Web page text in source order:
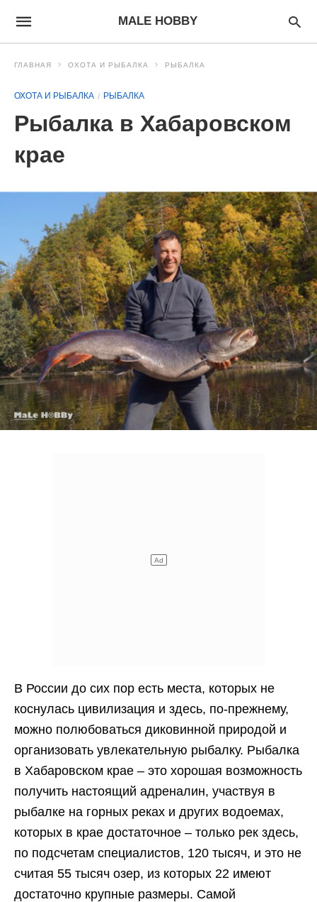
MALE HOBBY
ГЛАВНАЯ ОХОТА И РЫБАЛКА РЫБАЛКА
ОХОТА И РЫБАЛКА РЫБАЛКА
Рыбалка в Хабаровском
крае
В России до сих пор есть места, которых не
коснулась цивилизация и здесь, по-прежнему,
можно полюбоваться диковинной природой и
организовать увлекательную рыбалку. Рыбалка
в Хабаровском крае – это хорошая возможность
получить настоящий адреналин, участвуя в
рыбалке на горных реках и других водоемах,
которых в крае достаточное – только рек здесь,
по подсчетам специалистов, 120 тысяч, и это не
считая 55 тысяч озер, из которых 22 имеют
достаточно крупные размеры. Самой